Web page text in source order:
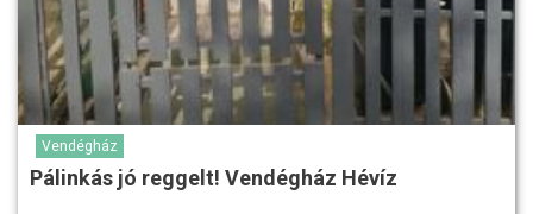
Vendégház
Pálinkás jó reggelt! Vendégház Hévíz